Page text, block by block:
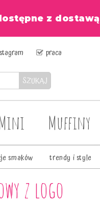
z
praca
SZUKAJ
Muffiny
smaków trendy i style
z logo